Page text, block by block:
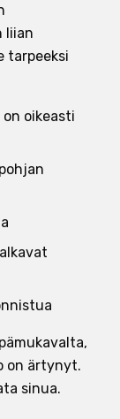
liian
tarpeeksi
oikeasti
on ärtynyt.
sinua.